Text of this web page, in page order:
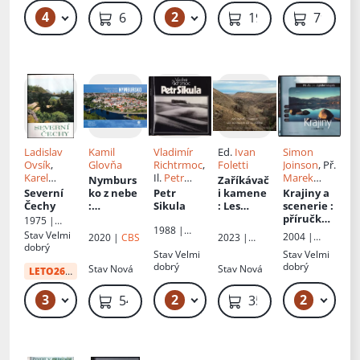
4 49 Kč – 99 Kč
fotografie
1.
6 899 Kč
to
abstracti
on :
kresby =
photogra
phs,
paintings,
collages,
and
drawings
2 399 Kč – 429 Kč
199 Kč
tví
neautorská
dedikace79 Kč
Ladislav
Ovsík,
Karel
Prošek, Ed.
Zdeněk
Kosek
Severní
Čechy
1975 |
Severočesk
é
nakladatels
tví
StavVelmi
dobrý
LETO26od: 10 Kč
3 49 Kč – 59 Kč
Kamil
Glovňa
Nymburs
ko z nebe
:
Region
from
2020 |CBS
Stav Nová
549 Kč
Vladimír
Richtrmoc,
Il. Petr
Sikula
Petr
Sikula
1988 |
StavVelmi
dobrý
2 99 Kč – 119 Kč
Ed. Ivan
Foletti
Zaříkávač
i kamene
: Les
de la
pierre
2023 |
Stav Nová
359 Kč
Simon
Joinson, Př.
Marek
Postler
Krajiny a
scenerie:
příručka
pro
digitální
fotografy
2004 |
Slovart
StavVelmi
dobrý
2 59 Kč